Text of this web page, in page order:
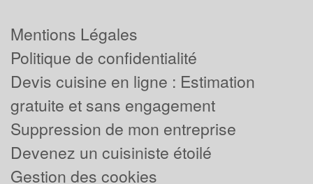
Mentions Légales
Politique de confidentialité
Devis cuisine en ligne : Estimation
gratuite et sans engagement
Suppression de mon entreprise
Devenez un cuisiniste étoilé
Gestion des cookies